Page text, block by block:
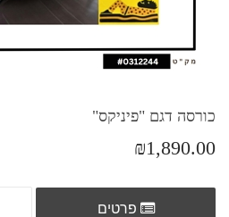
כורסה דגם "פיניקס"
₪1,890.00
פרטים